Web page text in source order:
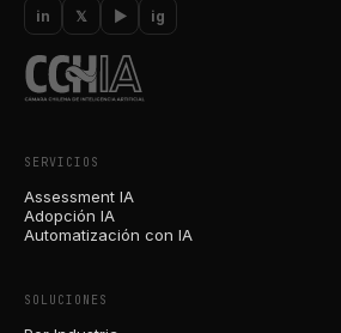
in 𝕏 ▶ ig
SERVICIOS
Assessment IA
Adopción IA
Automatización con IA
SOLUCIONES